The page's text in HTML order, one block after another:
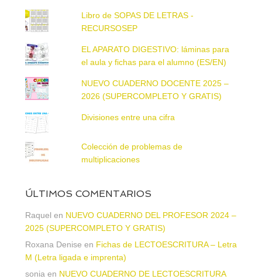
Libro de SOPAS DE LETRAS -
RECURSOSEP
EL APARATO DIGESTIVO: láminas para
el aula y fichas para el alumno (ES/EN)
NUEVO CUADERNO DOCENTE 2025 –
2026 (SUPERCOMPLETO Y GRATIS)
Divisiones entre una cifra
Colección de problemas de
multiplicaciones
ÚLTIMOS COMENTARIOS
Raquel en NUEVO CUADERNO DEL PROFESOR 2024 –
2025 (SUPERCOMPLETO Y GRATIS)
Roxana Denise en Fichas de LECTOESCRITURA – Letra
M (Letra ligada e imprenta)
sonia en NUEVO CUADERNO DE LECTOESCRITURA